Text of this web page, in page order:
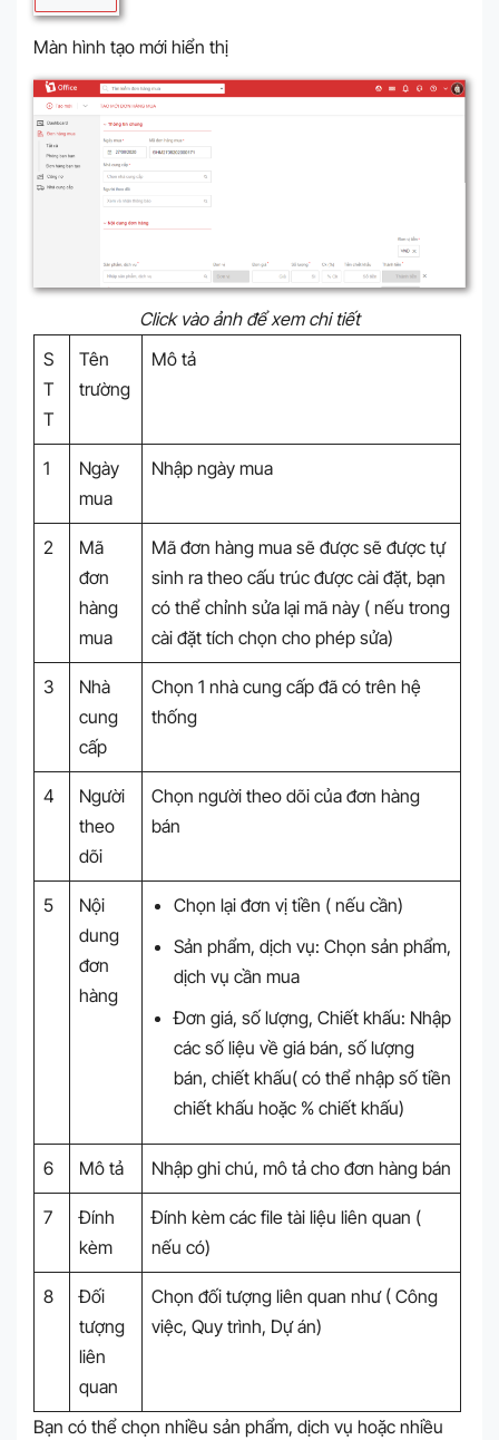
Màn hình tạo mới hiển thị
Click vào ảnh để xem chi tiết
S
T
T
Tên
trường
Mô tả
1
Ngày
mua
Nhập ngày mua
2
Mã
đơn
hàng
mua
Mã đơn hàng mua sẽ được sẽ được tự
sinh ra theo cấu trúc được cài đặt, bạn
có thể chỉnh sửa lại mã này ( nếu trong
cài đặt tích chọn cho phép sửa)
3
Nhà
cung
cấp
Chọn 1 nhà cung cấp đã có trên hệ
thống
4
Người
theo
dõi
Chọn người theo dõi của đơn hàng
bán
5
Nội
dung
đơn
hàng
Chọn lại đơn vị tiền ( nếu cần)
Sản phẩm, dịch vụ: Chọn sản phẩm,
dịch vụ cần mua
Đơn giá, số lượng, Chiết khấu: Nhập
các số liệu về giá bán, số lượng
bán, chiết khấu( có thể nhập số tiền
chiết khấu hoặc % chiết khấu)
6 Mô tả Nhập ghi chú, mô tả cho đơn hàng bán
7
Đính
kèm
Đính kèm các file tài liệu liên quan (
nếu có)
8
Đối
tượng
liên
quan
Chọn đối tượng liên quan như ( Công
việc, Quy trình, Dự án)
Bạn có thể chọn nhiều sản phẩm, dịch vụ hoặc nhiều